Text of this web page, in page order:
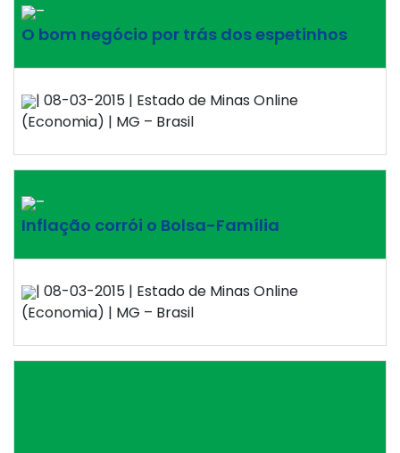
–
O bom negócio por trás dos espetinhos
| 08-03-2015 | Estado de Minas Online
(Economia) | MG – Brasil
–
Inflação corrói o Bolsa-Família
| 08-03-2015 | Estado de Minas Online
(Economia) | MG – Brasil